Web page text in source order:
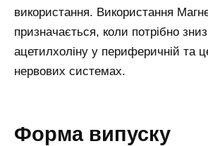
використання. Використання
призначається, коли потрібно
ацетилхоліну у периферичній та
нервових системах.
Форма випуску